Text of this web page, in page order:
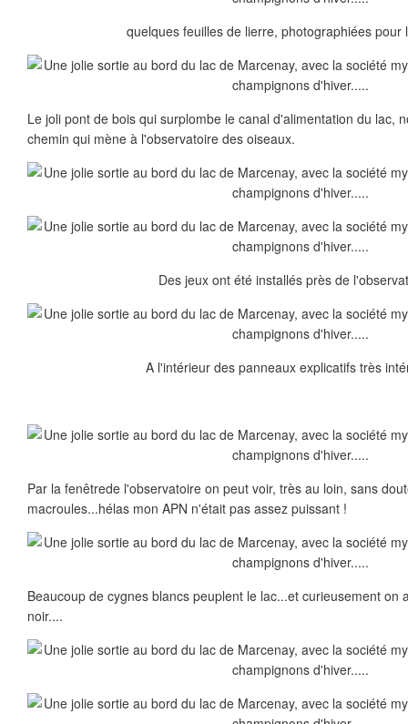
quelques feuilles de lierre, photographiées pour
Le joli pont de bois qui surplombe le canal d'alimentation du lac,
chemin qui mène à l'observatoire des oiseaux.
Des jeux ont été installés près de
A l'intérieur des panneaux explicatifs très
Par la fenêtrede l'observatoire on peut voir, très au loin, sans
macroules...hélas mon APN n'était pas assez puissant !
Beaucoup de cygnes blancs peuplent le lac...et curieusement on
noir....